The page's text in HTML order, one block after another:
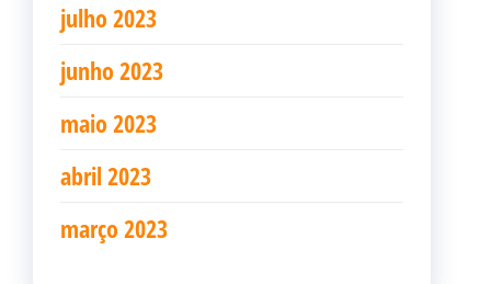
julho 2023
junho 2023
maio 2023
abril 2023
março 2023